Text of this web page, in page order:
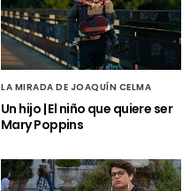
LA MIRADA DE JOAQUÍN CELMA
Un hijo | El niño que quiere ser
Mary Poppins